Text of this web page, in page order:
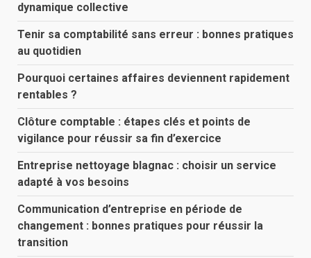
dynamique collective
Tenir sa comptabilité sans erreur : bonnes pratiques
au quotidien
Pourquoi certaines affaires deviennent rapidement
rentables ?
Clôture comptable : étapes clés et points de
vigilance pour réussir sa fin d’exercice
Entreprise nettoyage blagnac : choisir un service
adapté à vos besoins
Communication d’entreprise en période de
changement : bonnes pratiques pour réussir la
transition